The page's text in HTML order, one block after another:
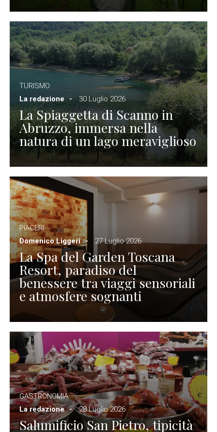
TURISMO
La redazione
30 Luglio 2026
La Spiaggetta di Scanno in
Abruzzo, immersa nella
natura di un lago meraviglioso
PIACERI
Domenico Liggeri
27 Luglio 2026
La Spa del Garden Toscana
Resort, paradiso del
benessere tra viaggi sensoriali
e atmosfere sognanti
GASTRONOMIA
La redazione
28 Luglio 2026
Salumificio San Pietro, tipicità